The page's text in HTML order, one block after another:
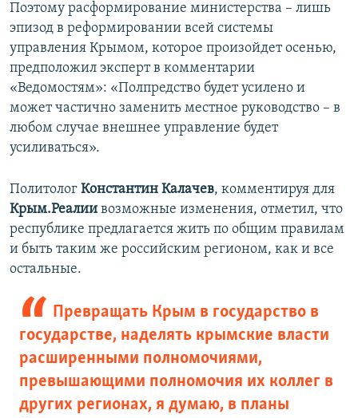
Поэтому расформирование министерства – лишь
эпизод в реформировании всей системы
управления Крымом, которое произойдет осенью,
предположил эксперт в комментарии
«Ведомостям»: «Полпредство будет усилено и
может частично заменить местное руководство – в
любом случае внешнее управление будет
усиливаться».
Политолог Константин Калачев, комментируя для
Крым.Реалии возможные изменения, отметил, что
республике предлагается жить по общим правилам
и быть таким же российским регионом, как и все
остальные.
Превращать Крым в государство в
государстве, наделять крымские власти
расширенными полномочиями,
превышающими полномочия их коллег в
других регионах, я думаю, в планы